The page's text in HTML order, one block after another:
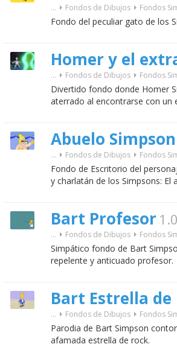
... Fondos de Dibujos Fondos
Fondo del peculiar gato de los
... Fondos de Dibujos Fondos
Divertido fondo donde Homer
aterrado al encontrarse con un
Abuelo Simpson
... Fondos de Dibujos Fondos
Fondo de Escritorio del
y charlatán de los Simpsons: El
Bart Profesor 1.0
... Fondos de Dibujos Fondos
Simpático fondo de Bart
repelente y anticuado profesor.
Bart Estrella de
... Fondos de Dibujos Fondos
Parodia de Bart Simpson
afamada estrella de rock.